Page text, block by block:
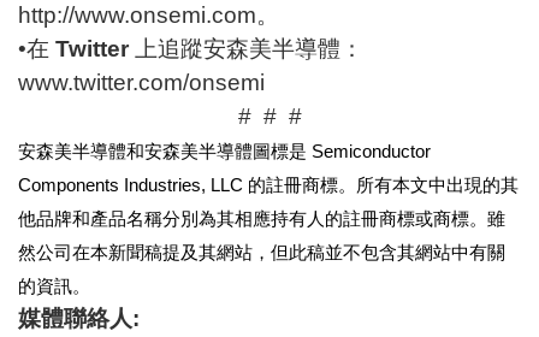
http://www.onsemi.com。
•在 Twitter
上追蹤安森美半導體：
www.twitter.com/onsemi
# # #
安森美半導體和安森美半導體圖標是 Semiconductor
Components Industries, LLC 的註冊商標。所有本文中出現的其
他品牌和產品名稱分別為其相應持有人的註冊商標或商標。雖
然公司在本新聞稿提及其網站，但此稿並不包含其網站中有關
的資訊。
媒體聯絡人: